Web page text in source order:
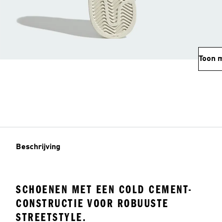
Toon
Beschrijving
SCHOENEN MET EEN COLD CEMENT-
CONSTRUCTIE VOOR ROBUUSTE
STREETSTYLE.